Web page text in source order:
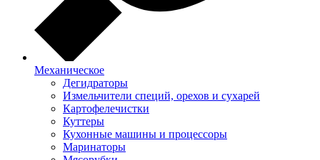
Механическое
Дегидраторы
Измельчители специй, орехов и сухарей
Картофелечистки
Куттеры
Кухонные машины и процессоры
Маринаторы